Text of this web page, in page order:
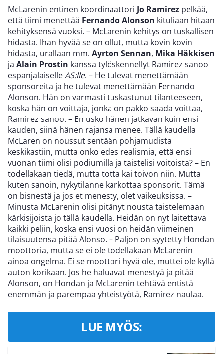
McLarenin entinen koordinaattori Jo Ramirez pelkää,
että tiimi menettää Fernando Alonson kituliaan hitaan
kehityksensä vuoksi. – McLarenin kehitys on tuskallisen
hidasta. Ihan hyvää se on ollut, mutta kovin kovin
hidasta, urallaan mm. Ayrton Sennan, Mika Häkkisen
ja Alain Prostin kanssa tylöskennellyt Ramirez sanoo
espanjalaiselleAS:lle. – He tulevat menettämään
sponsoreita ja he tulevat menettämään Fernando
Alonson. Hän on varmasti tuskastunut tilanteeseen,
koska hän on voittaja, jonka on pakko saada voittaa,
Ramirez sanoo. – En usko hänen jatkavan kuin ensi
kauden, siinä hänen rajansa menee. Tällä kaudella
McLaren on noussut sentään pohjamudista
keskikastiin, mutta onko edes realismia, että ensi
vuonan tiimi olisi podiumilla ja taistelisi voitoista? – En
todellakaan tiedä, mutta totta kai toivon niin. Mutta
kuten sanoin, nykytilanne karkottaa sponsorit. Tämä
on bisnestä ja jos et menesty, olet vaikeuksissa. –
Minusta McLarenin olisi pitänyt nousta taistelemaan
kärkisijoista jo tällä kaudella. Heidän on nyt laitettava
kaikki peliin, koska ensi vuosi on heidän viimeinen
tilaisuutensa pitää Alonso. – Paljon on syytetty Hondan
moottoria, mutta se ei ole todellakaan McLarenin
ainoa ongelma. Ei se moottori hyvä ole, muttei ole kyllä
auton korikaan. Jos he haluavat menestyä ja pitää
Alonson, on Hondan ja McLarenin tehtävä entistä
enemmän ja parempaa yhteistyötä, Ramirez naulaa.
LUE MYÖS: